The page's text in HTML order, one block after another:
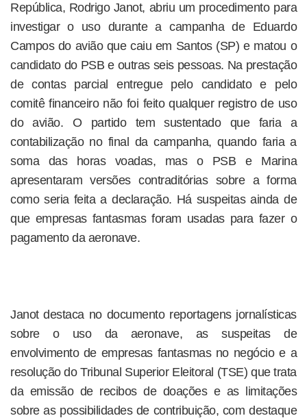
República, Rodrigo Janot, abriu um procedimento para
investigar o uso durante a campanha de Eduardo
Campos do avião que caiu em Santos (SP) e matou o
candidato do PSB e outras seis pessoas. Na prestação
de contas parcial entregue pelo candidato e pelo
comitê financeiro não foi feito qualquer registro de uso
do avião. O partido tem sustentado que faria a
contabilização no final da campanha, quando faria a
soma das horas voadas, mas o PSB e Marina
apresentaram versões contraditórias sobre a forma
como seria feita a declaração. Há suspeitas ainda de
que empresas fantasmas foram usadas para fazer o
pagamento da aeronave.
Janot destaca no documento reportagens jornalísticas
sobre o uso da aeronave, as suspeitas de
envolvimento de empresas fantasmas no negócio e a
resolução do Tribunal Superior Eleitoral (TSE) que trata
da emissão de recibos de doações e as limitações
sobre as possibilidades de contribuição, com destaque